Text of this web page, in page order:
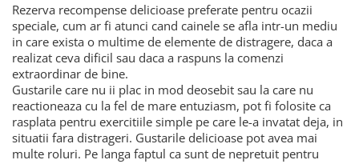
Rezerva recompense delicioase preferate pentru ocazii
speciale, cum ar fi atunci cand cainele se afla intr-un mediu
in care exista o multime de elemente de distragere, daca a
realizat ceva dificil sau daca a raspuns la comenzi
extraordinar de bine.
Gustarile care nu ii plac in mod deosebit sau la care nu
reactioneaza cu la fel de mare entuziasm, pot fi folosite ca
rasplata pentru exercitiile simple pe care le-a invatat deja, in
situatii fara distrageri. Gustarile delicioase pot avea mai
multe roluri. Pe langa faptul ca sunt de nepretuit pentru